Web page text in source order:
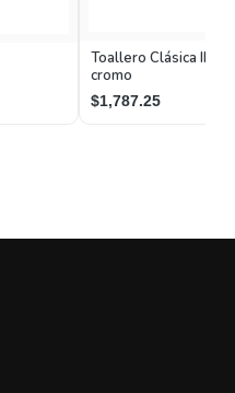
Toallero Clásica II de
cromo
$1,787.25